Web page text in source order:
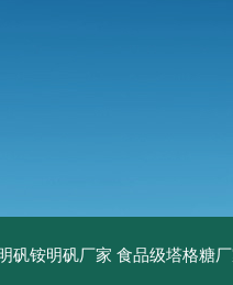
矾铵明矾厂家 食品级塔格糖